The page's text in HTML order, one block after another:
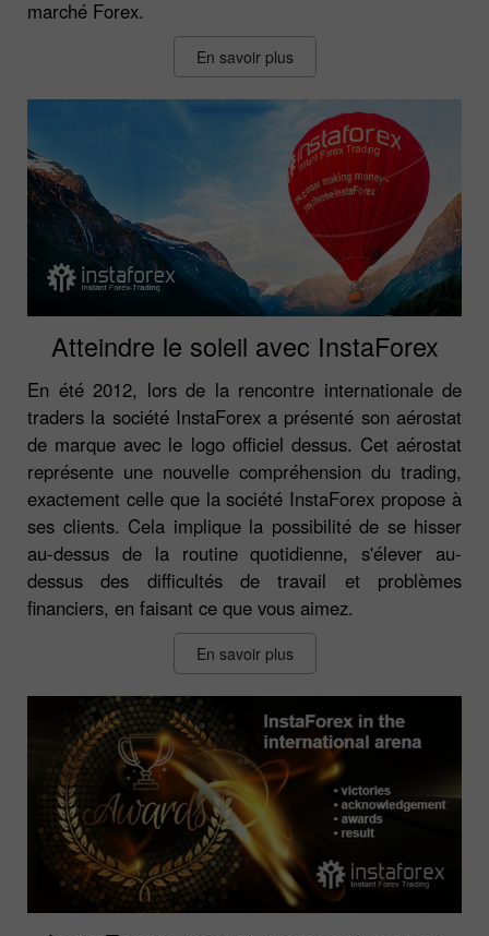
marché Forex.
En savoir plus
Atteindre le soleil avec InstaForex
En été 2012, lors de la rencontre internationale de
traders la société InstaForex a présenté son aérostat
de marque avec le logo officiel dessus. Cet aérostat
représente une nouvelle compréhension du trading,
exactement celle que la société InstaForex propose à
ses clients. Cela implique la possibilité de se hisser
au-dessus de la routine quotidienne, s'élever au-
dessus des difficultés de travail et problèmes
financiers, en faisant ce que vous aimez.
En savoir plus